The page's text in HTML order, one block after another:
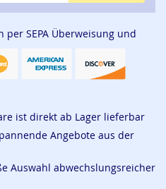
SEPA Überweisung und
ist direkt ab Lager lieferbar
Angebote aus der
Auswahl abwechslungsreicher